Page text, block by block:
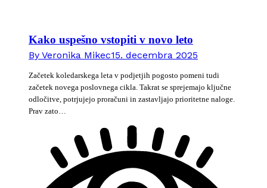
Kako uspešno vstopiti v novo leto
By Veronika Mikec15. decembra 2025
Začetek koledarskega leta v podjetjih pogosto pomeni tudi
začetek novega poslovnega cikla. Takrat se sprejemajo ključne
odločitve, potrjujejo proračuni in zastavljajo prioritetne naloge.
Prav zato…